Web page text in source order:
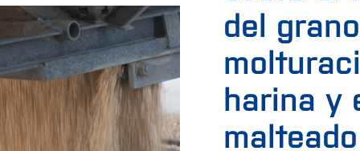
del
harina y
malteado